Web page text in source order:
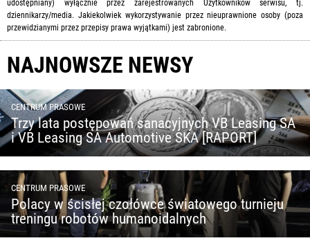
udostępniany) wyłącznie przez zarejestrowanych Użytkowników serwisu, tj.
dziennikarzy/media. Jakiekolwiek wykorzystywanie przez nieuprawnione osoby (poza
przewidzianymi przez przepisy prawa wyjątkami) jest zabronione.
NAJNOWSZE NEWSY
CENTRUM PRASOWE
Trzy lata postępowań sanacyjnych VB Leasing SA
i VB Leasing SA Automotive SKA [RAPORT]
CENTRUM PRASOWE
Polacy w ścisłej czołówce światowego turnieju
treningu robotów humanoidalnych